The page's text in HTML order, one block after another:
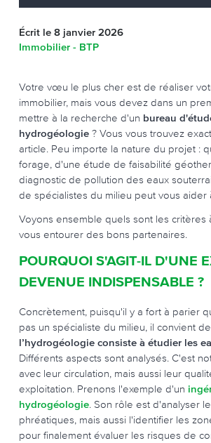
Écrit le 8 janvier 2026
Immobilier - BTP
Votre vœu le plus cher est de réaliser
immobilier, mais vous devez dans un
mettre à la recherche d'un bureau
hydrogéologie ? Vous vous trouvez
article. Peu importe la nature du projet :
forage, d'une étude de faisabilité
diagnostic de pollution des eaux
de spécialistes du milieu peut vous aider
Voyons ensemble quels sont les critères
vous entourer des bons partenaires.
POURQUOI S'AGIT-IL D'UNE
DEVENUE INDISPENSABLE ?
Concrètement, puisqu'il y a fort à parier
pas un spécialiste du milieu, il convient
l’hydrogéologie consiste à étudier les
Différents aspects sont analysés. C'est
avec leur circulation, mais aussi leur
exploitation. Prenons l'exemple d'un
hydrogéologie. Son rôle est d'analyser
phréatiques, mais aussi l'identifier les
pour finalement évaluer les risques de